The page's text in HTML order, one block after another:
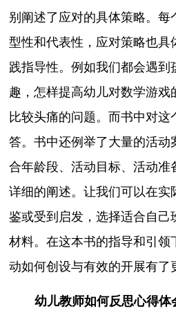
别阐述了应对的具体策略。每
型性和代表性，应对策略也具
践指导性。例如我们都会遇到
趣，怎样提高幼儿对数学游戏
比较头痛的问题。而书中对
答。书中还例举了大量的活动
合年龄段、活动目标、活动准
详细的阐述。让我们可以在实
鉴或受到启发，选择适合自己
材料。在这本书的指导和引领
动如何创设与有效的开展有了
幼儿教师如何反思心得体